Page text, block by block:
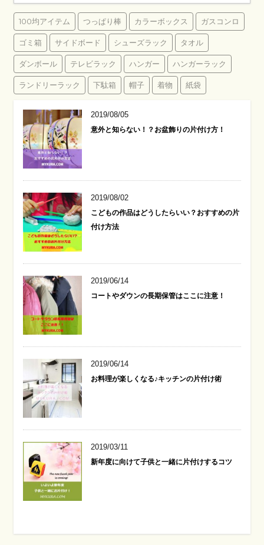
100均アイテム つっぱり棒 カラーボックス ガスコンロ
ゴミ箱 サイドボード シューズラック タオル
ダンボール テレビラック ハンガー ハンガーラック
ランドリーラック 下駄箱 帽子 着物 紙袋
2019/08/05
意外と知らない！？お盆飾りの片付け方！
2019/08/02
こどもの作品はどうしたらいい？おすすめの片
付け方法
2019/06/14
コートやダウンの長期保管はここに注意！
2019/06/14
お料理が楽しくなる♪キッチンの片付け術
2019/03/11
新年度に向けて子供と一緒に片付けするコツ